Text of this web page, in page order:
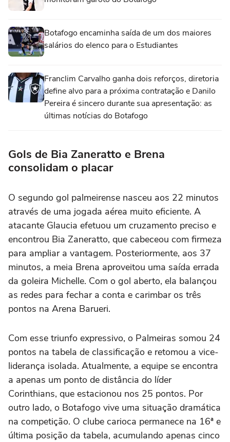
Botafogo encaminha saída de um dos maiores
salários do elenco para o Estudiantes
Franclim Carvalho ganha dois reforços, diretoria
define alvo para a próxima contratação e Danilo
Pereira é sincero durante sua apresentação: as
últimas notícias do Botafogo
Gols de Bia Zaneratto e Brena
consolidam o placar
O segundo gol palmeirense nasceu aos 22 minutos
através de uma jogada aérea muito eficiente. A
atacante Glaucia efetuou um cruzamento preciso e
encontrou Bia Zaneratto, que cabeceou com firmeza
para ampliar a vantagem. Posteriormente, aos 37
minutos, a meia Brena aproveitou uma saída errada
da goleira Michelle. Com o gol aberto, ela balançou
as redes para fechar a conta e carimbar os três
pontos na Arena Barueri.
Com esse triunfo expressivo, o Palmeiras somou 24
pontos na tabela de classificação e retomou a vice-
liderança isolada. Atualmente, a equipe se encontra
a apenas um ponto de distância do líder
Corinthians, que estacionou nos 25 pontos. Por
outro lado, o Botafogo vive uma situação dramática
na competição. O clube carioca permanece na 16ª e
última posição da tabela, acumulando apenas cinco